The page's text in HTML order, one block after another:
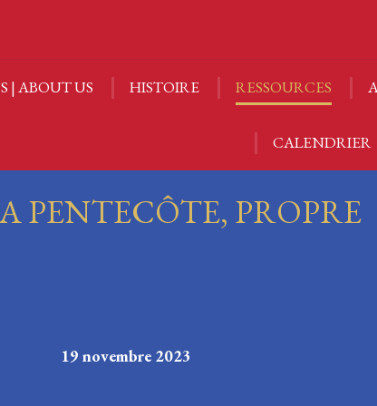
| ABOUT US HISTOIRE RESSOURCES
CALENDRIER
PENTECÔTE, PROPRE
novembre 2023
| ABOUT US